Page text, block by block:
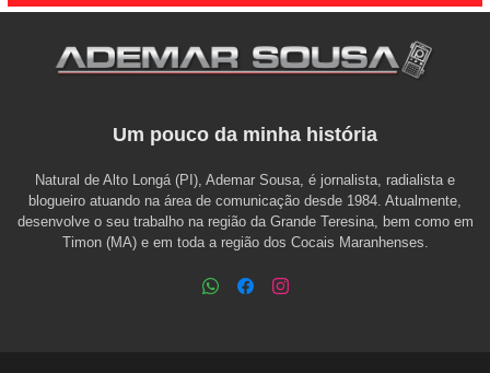
Um pouco da minha história
Natural de Alto Longá (PI), Ademar Sousa, é jornalista, radialista e
blogueiro atuando na área de comunicação desde 1984. Atualmente,
desenvolve o seu trabalho na região da Grande Teresina, bem como em
Timon (MA) e em toda a região dos Cocais Maranhenses.